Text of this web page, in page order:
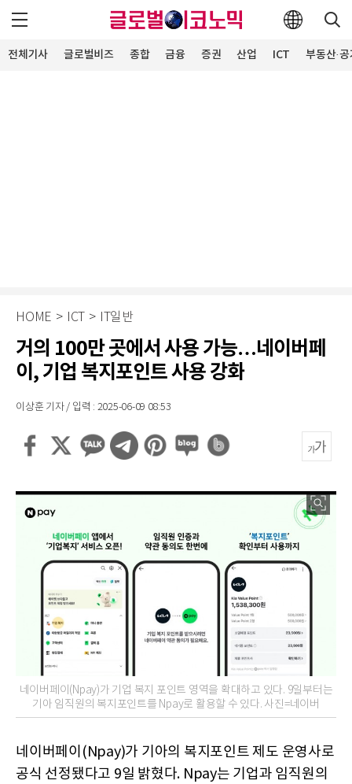
전체기사 글로벌비즈 종합 금융 증권 산업 ICT 부동산·
HOME > ICT > IT일반
거의 100만 곳에서 사용 가능…네이버페
이, 기업 복지포인트 사용 강화
이상훈 기자 / 입력 : 2025-06-09 08:53
네이버페이(Npay)가 기업 복지 포인트 영역을 확대하고 있다. 9일부터는
기아 임직원의 복지포인트를 Npay로 활용할 수 있다. 사진=네이버
네이버페이(Npay)가 기아의 복지포인트 제도 운영사로
공식 선정됐다고 9일 밝혔다. Npay는 기업과 임직원의